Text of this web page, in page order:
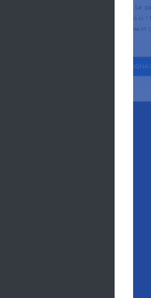
forme d’antan. Le
que réussi !
seulement
LIRE LE